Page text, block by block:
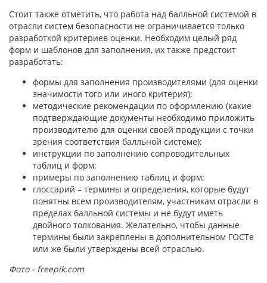
Стоит также отметить, что работа над балльной системой в
отрасли систем безопасности не ограничивается только
разработкой критериев оценки. Необходим целый ряд
форм и шаблонов для заполнения, их также предстоит
разработать:
формы для заполнения производителями (для оценки
значимости того или иного критерия);
методические рекомендации по оформлению (какие
подтверждающие документы необходимо приложить
производителю для оценки своей продукции с точки
зрения соответствия балльной системе);
инструкции по заполнению сопроводительных
таблиц и форм;
примеры по заполнению таблиц и форм;
глоссарий – термины и определения, которые будут
понятны всем производителям, участникам отрасли в
пределах балльной системы и не будут иметь
двойного толкования. Желательно, чтобы данные
термины были закреплены в дополнительном ГОСТе
или же были утверждены всей отраслью.
Фото - freepik.com